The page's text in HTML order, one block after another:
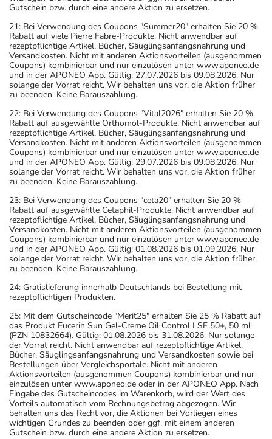
Gutschein bzw. durch eine andere Aktion zu ersetzen.
21: Bei Verwendung des Coupons "Summer20" erhalten Sie 20 %
Rabatt auf viele Pierre Fabre-Produkte. Nicht anwendbar auf
rezeptpflichtige Artikel, Bücher, Säuglingsanfangsnahrung und
Versandkosten. Nicht mit anderen Aktionsvorteilen (ausgenommen
Coupons) kombinierbar und nur einzulösen unter www.aponeo.de
und in der APONEO App. Gültig: 27.07.2026 bis 09.08.2026. Nur
solange der Vorrat reicht. Wir behalten uns vor, die Aktion früher
zu beenden. Keine Barauszahlung.
22: Bei Verwendung des Coupons "Vital2026" erhalten Sie 20 %
Rabatt auf ausgewählte Orthomol-Produkte. Nicht anwendbar auf
rezeptpflichtige Artikel, Bücher, Säuglingsanfangsnahrung und
Versandkosten. Nicht mit anderen Aktionsvorteilen (ausgenommen
Coupons) kombinierbar und nur einzulösen unter www.aponeo.de
und in der APONEO App. Gültig: 29.07.2026 bis 09.08.2026. Nur
solange der Vorrat reicht. Wir behalten uns vor, die Aktion früher
zu beenden. Keine Barauszahlung.
23: Bei Verwendung des Coupons "ceta20" erhalten Sie 20 %
Rabatt auf ausgewählte Cetaphil-Produkte. Nicht anwendbar auf
rezeptpflichtige Artikel, Bücher, Säuglingsanfangsnahrung und
Versandkosten. Nicht mit anderen Aktionsvorteilen (ausgenommen
Coupons) kombinierbar und nur einzulösen unter www.aponeo.de
und in der APONEO App. Gültig: 01.08.2026 bis 01.09.2026. Nur
solange der Vorrat reicht. Wir behalten uns vor, die Aktion früher
zu beenden. Keine Barauszahlung.
24: Gratislieferung innerhalb Deutschlands bei Bestellung mit
rezeptpflichtigen Produkten.
25: Mit dem Gutscheincode "Merit25" erhalten Sie 25 % Rabatt auf
das Produkt Eucerin Sun Gel-Creme Oil Control LSF 50+, 50 ml
(PZN 10832664). Gültig: 01.08.2026 bis 31.08.2026. Nur solange
der Vorrat reicht. Nicht anwendbar auf rezeptpflichtige Artikel,
Bücher, Säuglingsanfangsnahrung und Versandkosten sowie bei
Bestellungen über Vergleichsportale. Nicht mit anderen
Aktionsvorteilen (ausgenommen Coupons) kombinierbar und nur
einzulösen unter www.aponeo.de oder in der APONEO App. Nach
Eingabe des Gutscheincodes im Warenkorb, wird der Wert des
Vorteils automatisch vom Rechnungsbetrag abgezogen. Wir
behalten uns das Recht vor, die Aktionen bei Vorliegen eines
wichtigen Grundes zu beenden oder ggf. mit einem anderen
Gutschein bzw. durch eine andere Aktion zu ersetzen.